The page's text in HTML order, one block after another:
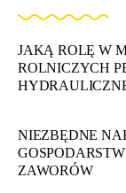
JAKĄ ROLĘ W
ROLNICZYCH
NIEZBĘDNE
ZAWORÓW